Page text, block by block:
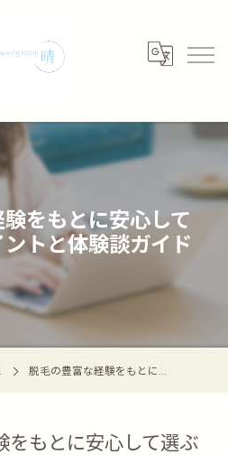
をもとに安心して
トと体験談ガイド
脱毛の豊富な経験をもとに安心して選ぶためのポイントと体験談ガイド
をもとに安心して選ぶ